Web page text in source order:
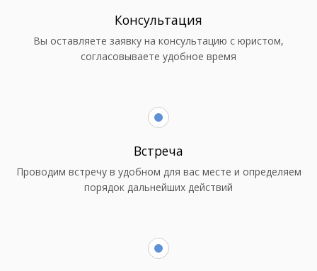
Консультация
Вы оставляете заявку на консультацию с юристом,
согласовываете удобное время
Встреча
Проводим встречу в удобном для вас месте и определяем
порядок дальнейших действий